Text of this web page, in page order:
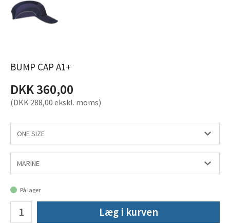
BUMP CAP A1+
DKK 360,00
(DKK 288,00 ekskl. moms)
På lager
Læg i kurven